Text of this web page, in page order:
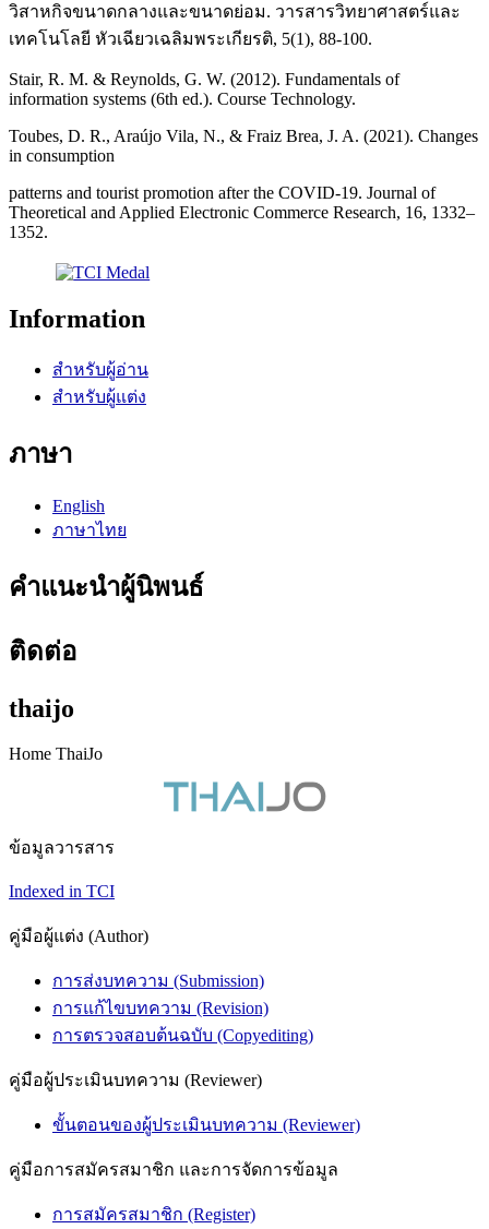
วิสาหกิจขนาดกลางและขนาดย่อม. วารสารวิทยาศาสตร์และ
เทคโนโลยี หัวเฉียวเฉลิมพระเกียรติ, 5(1), 88-100.
Stair, R. M. & Reynolds, G. W. (2012). Fundamentals of
information systems (6th ed.). Course Technology.
Toubes, D. R., Araújo Vila, N., & Fraiz Brea, J. A. (2021). Changes
in consumption
patterns and tourist promotion after the COVID-19. Journal of
Theoretical and Applied Electronic Commerce Research, 16, 1332–
1352.
Information
สำหรับผู้อ่าน
สำหรับผู้แต่ง
ภาษา
English
ภาษาไทย
คำแนะนำผู้นิพนธ์
ติดต่อ
thaijo
Home ThaiJo
ข้อมูลวารสาร
Indexed in TCI
คู่มือผู้แต่ง (Author)
การส่งบทความ (Submission)
การแก้ไขบทความ (Revision)
การตรวจสอบต้นฉบับ (Copyediting)
คู่มือผู้ประเมินบทความ (Reviewer)
ขั้นตอนของผู้ประเมินบทความ (Reviewer)
คู่มือการสมัครสมาชิก และการจัดการข้อมูล
การสมัครสมาชิก (Register)